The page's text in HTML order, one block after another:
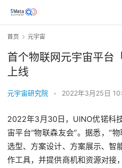
首页 元宇宙
首个物联网元宇宙平台
上线
元宇宙研究院 • 2022年3月25日
2022年3月30日，UINO优锘科
宙平台“物联森友会”。据悉，“
选型、方案设计、方案展示、智
作工具，并提供商机和资源对接